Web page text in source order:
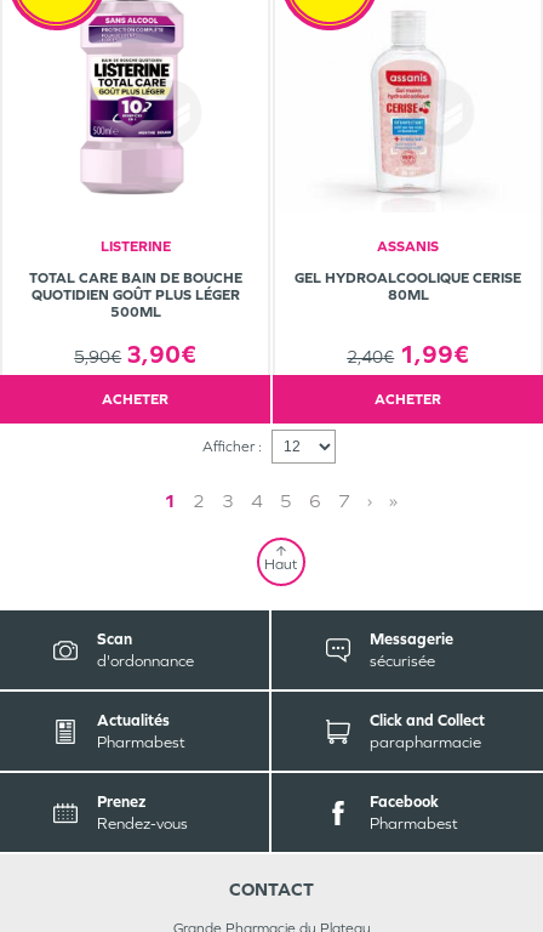
LISTERINE
TOTAL CARE BAIN DE BOUCHE
QUOTIDIEN GOÛT PLUS LÉGER
500ML
5,90€ 3,90€
ACHETER
ASSANIS
GEL HYDROALCOOLIQUE CERISE
80ML
2,40€ 1,99€
ACHETER
Afficher :
1 2 3 4 5 6 7 › »
Haut
Scan
d'ordonnance
Messagerie
sécurisée
Actualités
Pharmabest
Click and Collect
parapharmacie
Prenez
Rendez-vous
Facebook
Pharmabest
CONTACT
Grande Pharmacie du Plateau